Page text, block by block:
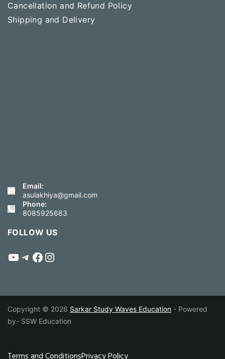
Cancellation and Refund Policy
Shipping and Delivery
Email:
asulakhiya@gmail.com
Phone:
8085925683
FOLLOW US
YouTube
Telegram
Facebook
Instagram
Copyright © 2026 Sarkar Study Waves Education - Powered
by- SSW Education